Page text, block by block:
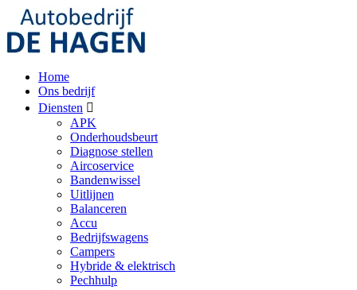
Home
Ons bedrijf
Diensten
APK
Onderhoudsbeurt
Diagnose stellen
Aircoservice
Bandenwissel
Uitlijnen
Balanceren
Accu
Bedrijfswagens
Campers
Hybride & elektrisch
Pechhulp